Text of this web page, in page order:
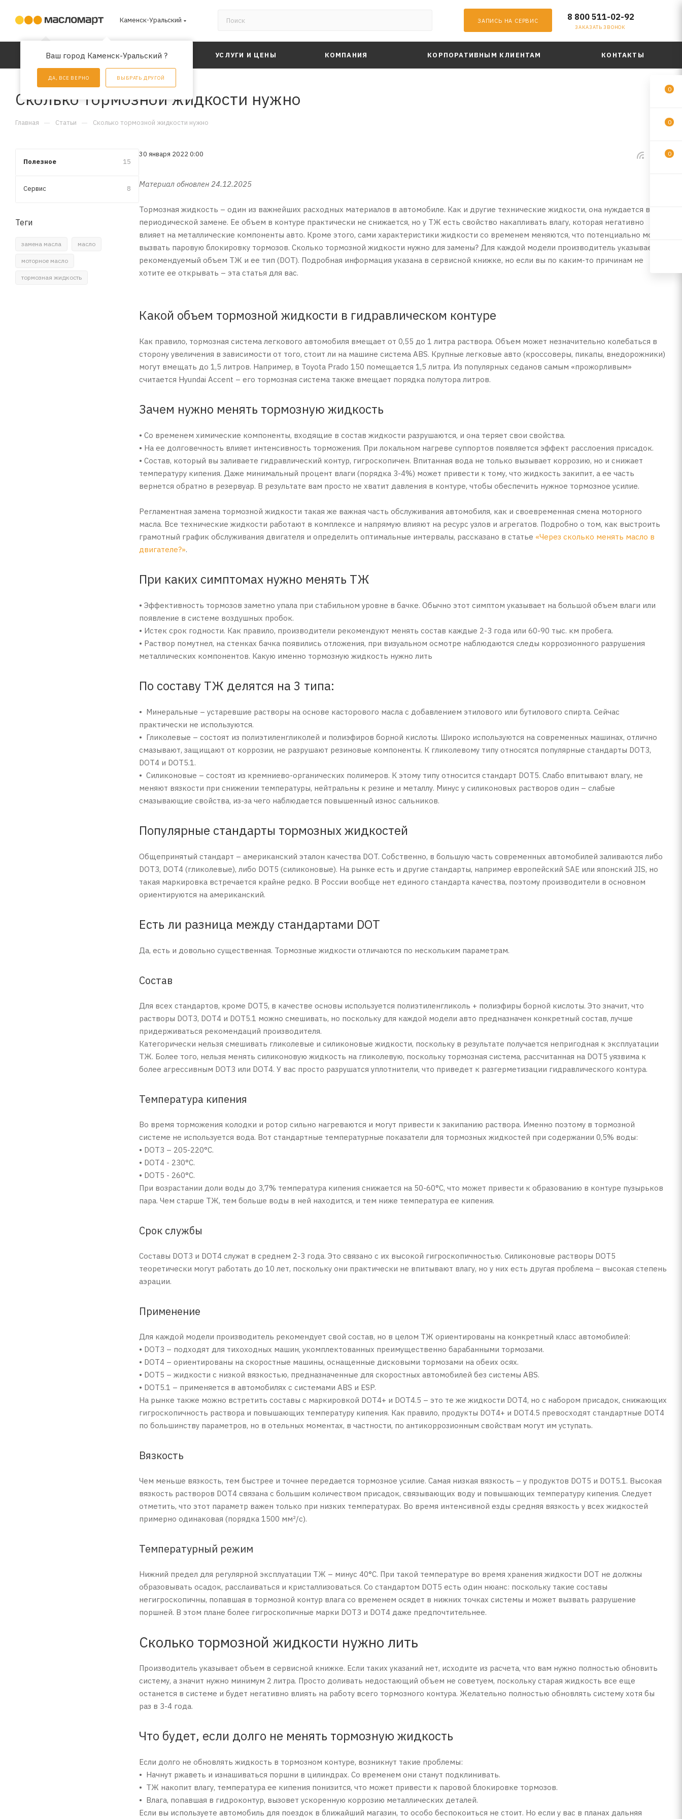
Каменск-Уральский
Ваш город Каменск-Уральский ?
ДА, ВСЕ ВЕРНО ВЫБРАТЬ ДРУГОЙ
ЗАПИСЬ НА СЕРВИС 8 800 511-02-92
ЗАКАЗАТЬ ЗВОНОК
КАТАЛОГ АКЦИИ УСЛУГИ И ЦЕНЫ КОМПАНИЯ КОРПОРАТИВНЫМ КЛИЕНТАМ КОНТАКТЫ
Сколько тормозной жидкости нужно
Главная — Статьи — Сколько тормозной жидкости нужно
30 января 2022 0:00
Материал обновлен 24.12.2025
Тормозная жидкость – один из важнейших расходных материалов в автомобиле. Как и другие технические жидкости, она нуждается в
периодической замене. Ее объем в контуре практически не снижается, но у ТЖ есть свойство накапливать влагу, которая негативно
влияет на металлические компоненты авто. Кроме этого, сами характеристики жидкости со временем меняются, что потенциально может
вызвать паровую блокировку тормозов. Сколько тормозной жидкости нужно для замены? Для каждой модели производитель указывает
рекомендуемый объем ТЖ и ее тип (DOT). Подробная информация указана в сервисной книжке, но если вы по каким-то причинам не
хотите ее открывать – эта статья для вас.
Какой объем тормозной жидкости в гидравлическом контуре
Как правило, тормозная система легкового автомобиля вмещает от 0,55 до 1 литра раствора. Объем может незначительно колебаться в
сторону увеличения в зависимости от того, стоит ли на машине система ABS. Крупные легковые авто (кроссоверы, пикапы, внедорожники)
могут вмещать до 1,5 литров. Например, в Toyota Prado 150 помещается 1,5 литра. Из популярных седанов самым «прожорливым»
считается Hyundai Accent – его тормозная система также вмещает порядка полутора литров.
Зачем нужно менять тормозную жидкость
• Со временем химические компоненты, входящие в состав жидкости разрушаются, и она теряет свои свойства.
• На ее долговечность влияет интенсивность торможения. При локальном нагреве суппортов появляется эффект расслоения присадок.
• Состав, который вы заливаете гидравлический контур, гигроскопичен. Впитанная вода не только вызывает коррозию, но и снижает
температуру кипения. Даже минимальный процент влаги (порядка 3-4%) может привести к тому, что жидкость закипит, а ее часть
вернется обратно в резервуар. В результате вам просто не хватит давления в контуре, чтобы обеспечить нужное тормозное усилие.
Регламентная замена тормозной жидкости такая же важная часть обслуживания автомобиля, как и своевременная смена моторного
масла. Все технические жидкости работают в комплексе и напрямую влияют на ресурс узлов и агрегатов. Подробно о том, как выстроить
грамотный график обслуживания двигателя и определить оптимальные интервалы, рассказано в статье «Через сколько менять масло в
двигателе?».
При каких симптомах нужно менять ТЖ
• Эффективность тормозов заметно упала при стабильном уровне в бачке. Обычно этот симптом указывает на большой объем влаги или
появление в системе воздушных пробок.
• Истек срок годности. Как правило, производители рекомендуют менять состав каждые 2-3 года или 60-90 тыс. км пробега.
• Раствор помутнел, на стенках бачка появились отложения, при визуальном осмотре наблюдаются следы коррозионного разрушения
металлических компонентов. Какую именно тормозную жидкость нужно лить
По составу ТЖ делятся на 3 типа:
• Минеральные – устаревшие растворы на основе касторового масла с добавлением этилового или бутилового спирта. Сейчас
практически не используются.
• Гликолевые – состоят из полиэтиленгликолей и полиэфиров борной кислоты. Широко используются на современных машинах, отлично
смазывают, защищают от коррозии, не разрушают резиновые компоненты. К гликолевому типу относятся популярные стандарты DOT3,
DOT4 и DOT5.1.
• Силиконовые – состоят из кремниево-органических полимеров. К этому типу относится стандарт DOT5. Слабо впитывают влагу, не
меняют вязкости при снижении температуры, нейтральны к резине и металлу. Минус у силиконовых растворов один – слабые
смазывающие свойства, из-за чего наблюдается повышенный износ сальников.
Популярные стандарты тормозных жидкостей
Общепринятый стандарт – американский эталон качества DOT. Собственно, в большую часть современных автомобилей заливаются либо
DOT3, DOT4 (гликолевые), либо DOT5 (силиконовые). На рынке есть и другие стандарты, например европейский SAE или японский JIS, но
такая маркировка встречается крайне редко. В России вообще нет единого стандарта качества, поэтому производители в основном
ориентируются на американский.
Есть ли разница между стандартами DOT
Да, есть и довольно существенная. Тормозные жидкости отличаются по нескольким параметрам.
Состав
Для всех стандартов, кроме DOT5, в качестве основы используется полиэтиленгликоль + полиэфиры борной кислоты. Это значит, что
растворы DOT3, DOT4 и DOT5.1 можно смешивать, но поскольку для каждой модели авто предназначен конкретный состав, лучше
придерживаться рекомендаций производителя.
Категорически нельзя смешивать гликолевые и силиконовые жидкости, поскольку в результате получается непригодная к эксплуатации
ТЖ. Более того, нельзя менять силиконовую жидкость на гликолевую, поскольку тормозная система, рассчитанная на DOT5 уязвима к
более агрессивным DOT3 или DOT4. У вас просто разрушатся уплотнители, что приведет к разгерметизации гидравлического контура.
Температура кипения
Во время торможения колодки и ротор сильно нагреваются и могут привести к закипанию раствора. Именно поэтому в тормозной
системе не используется вода. Вот стандартные температурные показатели для тормозных жидкостей при содержании 0,5% воды:
• DOT3 – 205-220°С.
• DOT4 - 230°C.
• DOT5 - 260°C.
При возрастании доли воды до 3,7% температура кипения снижается на 50-60°С, что может привести к образованию в контуре пузырьков
пара. Чем старше ТЖ, тем больше воды в ней находится, и тем ниже температура ее кипения.
Срок службы
Составы DOT3 и DOT4 служат в среднем 2-3 года. Это связано с их высокой гигроскопичностью. Силиконовые растворы DOT5
теоретически могут работать до 10 лет, поскольку они практически не впитывают влагу, но у них есть другая проблема – высокая степень
аэрации.
Применение
Для каждой модели производитель рекомендует свой состав, но в целом ТЖ ориентированы на конкретный класс автомобилей:
• DOT3 – подходят для тихоходных машин, укомплектованных преимущественно барабанными тормозами.
• DOT4 – ориентированы на скоростные машины, оснащенные дисковыми тормозами на обеих осях.
• DOT5 – жидкости с низкой вязкостью, предназначенные для скоростных автомобилей без системы ABS.
• DOT5.1 – применяется в автомобилях с системами ABS и ESP.
На рынке также можно встретить составы с маркировкой DOT4+ и DOT4.5 – это те же жидкости DOT4, но с набором присадок, снижающих
гигроскопичность раствора и повышающих температуру кипения. Как правило, продукты DOT4+ и DOT4.5 превосходят стандартные DOT4
по большинству параметров, но в отельных моментах, в частности, по антикоррозионным свойствам могут им уступать.
Вязкость
Чем меньше вязкость, тем быстрее и точнее передается тормозное усилие. Самая низкая вязкость – у продуктов DOT5 и DOT5.1. Высокая
вязкость растворов DOT4 связана с большим количеством присадок, связывающих воду и повышающих температуру кипения. Следует
отметить, что этот параметр важен только при низких температурах. Во время интенсивной езды средняя вязкость у всех жидкостей
примерно одинаковая (порядка 1500 мм²/с).
Температурный режим
Нижний предел для регулярной эксплуатации ТЖ – минус 40°С. При такой температуре во время хранения жидкости DOT не должны
образовывать осадок, расслаиваться и кристаллизоваться. Со стандартом DOT5 есть один нюанс: поскольку такие составы
негигроскопичны, попавшая в тормозной контур влага со временем осядет в нижних точках системы и может вызвать разрушение
поршней. В этом плане более гигроскопичные марки DOT3 и DOT4 даже предпочтительнее.
Сколько тормозной жидкости нужно лить
Производитель указывает объем в сервисной книжке. Если таких указаний нет, исходите из расчета, что вам нужно полностью обновить
систему, а значит нужно минимум 2 литра. Просто доливать недостающий объем не советуем, поскольку старая жидкость все еще
останется в системе и будет негативно влиять на работу всего тормозного контура. Желательно полностью обновлять систему хотя бы
раз в 3-4 года.
Что будет, если долго не менять тормозную жидкость
Если долго не обновлять жидкость в тормозном контуре, возникнут такие проблемы:
• Начнут ржаветь и изнашиваться поршни в цилиндрах. Со временем они станут подклинивать.
• ТЖ накопит влагу, температура ее кипения понизится, что может привести к паровой блокировке тормозов.
• Влага, попавшая в гидроконтур, вызовет ускоренную коррозию металлических деталей.
Если вы используете автомобиль для поездок в ближайший магазин, то особо беспокоиться не стоит. Но если у вас в планах дальняя
Полезное 15
Сервис 8
Теги
замена масла масло
моторное масло
тормозная жидкость
0
0
0